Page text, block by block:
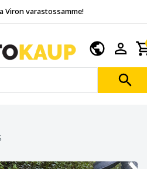
Viron varastossamme!